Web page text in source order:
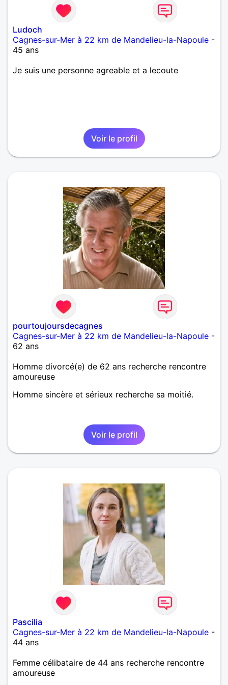
Ludoch
Cagnes-sur-Mer à 22 km de Mandelieu-la-Napoule -
45 ans
Je suis une personne agreable et a lecoute
Voir le profil
pourtoujoursdecagnes
Cagnes-sur-Mer à 22 km de Mandelieu-la-Napoule -
62 ans
Homme divorcé(e) de 62 ans recherche rencontre
amoureuse
Homme sincère et sérieux recherche sa moitié.
Voir le profil
Pascilia
Cagnes-sur-Mer à 22 km de Mandelieu-la-Napoule -
44 ans
Femme célibataire de 44 ans recherche rencontre
amoureuse